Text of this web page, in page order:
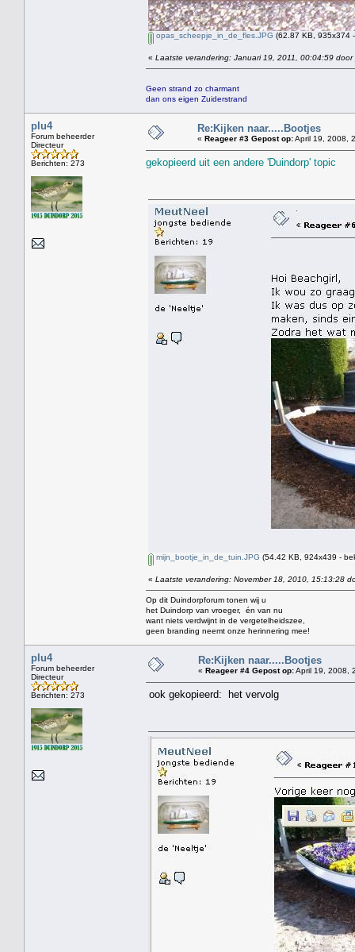
opas_scheepje_in_de_fles.JPG (62.87 KB, 935x374
« Laatste verandering: Januari 19, 2011, 00:04:59 door
Geen strand zo charmant
dan ons eigen Zuiderstrand
plu4
Forum beheerder
Directeur
Berichten: 273
Re:Kijken naar.....Bootjes
« Reageer #3 Gepost op:April 19, 2008,
gekopieerd uit een andere 'Duindorp' topic
mijn_bootje_in_de_tuin.JPG (54.42 KB, 924x439 -
« Laatste verandering: November 18, 2010, 15:13:28
Op dit Duindorpforum tonen wij u
het Duindorp van vroeger, én van nu
want niets verdwijnt in de vergetelheidszee,
geen branding neemt onze herinnering mee!
plu4
Forum beheerder
Directeur
Berichten: 273
Re:Kijken naar.....Bootjes
« Reageer #4 Gepost op:April 19, 2008,
ook gekopieerd: het vervolg